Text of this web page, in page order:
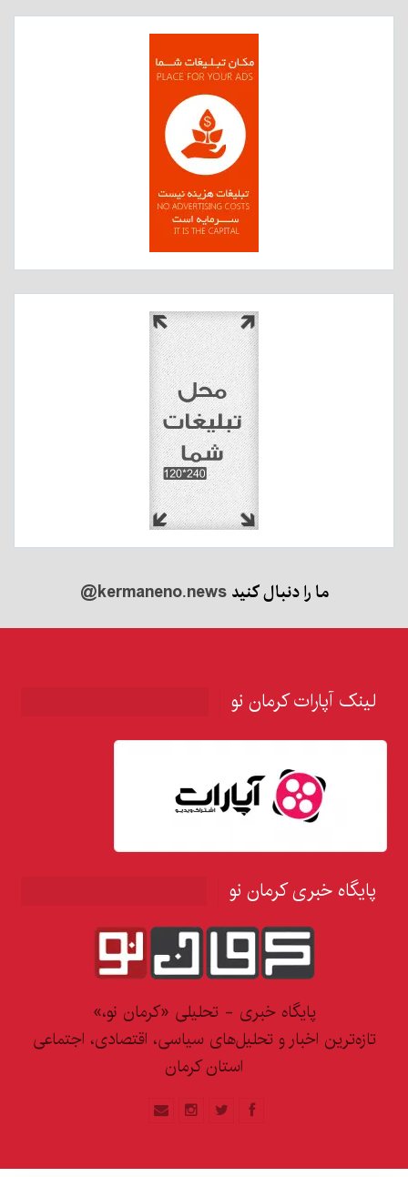
ما را دنبال کنید@kermaneno.news
لینک آپارات کرمان نو
پایگاه خبری کرمان نو
پایگاه خبری - تحلیلی «کرمان نو،»
تازه‌ترین اخبار و تحلیل‌های سیاسی، اقتصادی، اجتماعی
استان کرمان